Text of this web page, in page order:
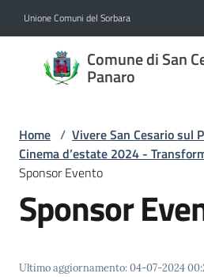
Unione Comuni del Sorbara
Comune di San
Panaro
Comune
di San
sul
Panaro
Amministrazione
Novità
Home / Vivere San Cesario sul
Cinema d’estate 2024 -
Sponsor Evento
Sponsor
Ultimo aggiornamento:04-07-2024